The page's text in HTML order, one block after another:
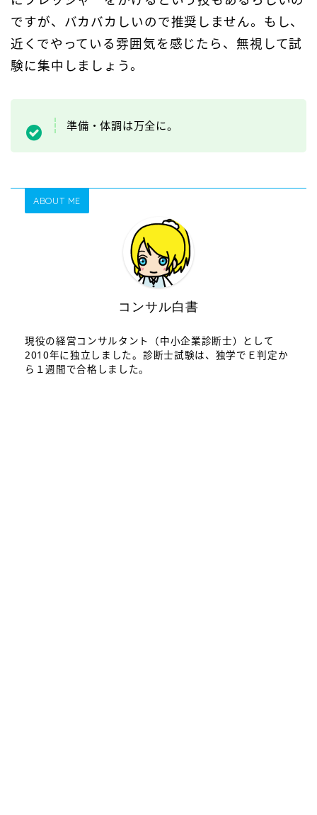
ですが、バカバカしいので推奨しません。もし、
近くでやっている雰囲気を感じたら、無視して試
験に集中しましょう。
準備・体調は万全に。
ABOUT ME
コンサル白書
現役の経営コンサルタント（中小企業診断士）として
2010年に独立しました。診断士試験は、独学でＥ判定か
ら１週間で合格しました。